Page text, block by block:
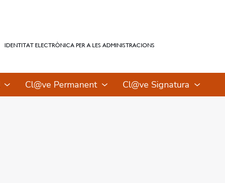
IDENTITAT ELECTRÒNICA PER A LES ADMINISTRACIONS
Cl@ve Permanent Cl@ve Signatura